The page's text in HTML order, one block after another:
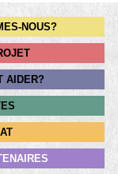
NOUS?
AIDER?